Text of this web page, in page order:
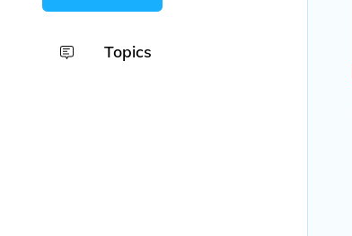
Topics